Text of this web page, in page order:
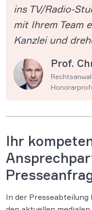
ins TV/Radio-
mit Ihrem Team
Kanzlei und
Prof.
Ihr
In der